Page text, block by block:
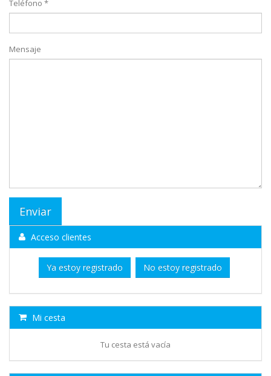
Teléfono *
Mensaje
Acceso clientes
Ya estoy registrado No estoy registrado
Mi cesta
Tu cesta está vacía